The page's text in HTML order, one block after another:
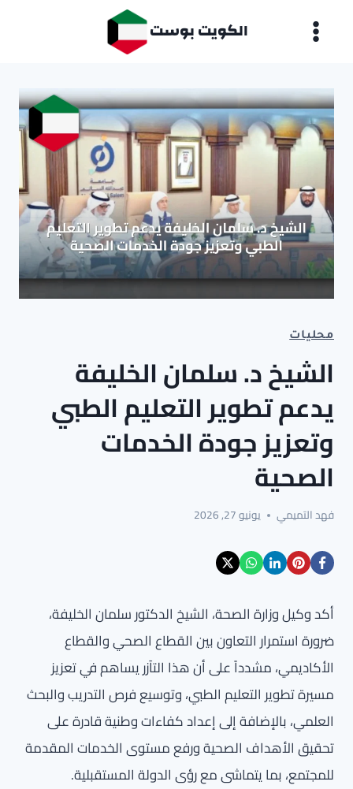
الكويت بوست
محليات
الشيخ د. سلمان الخليفة
يدعم تطوير التعليم الطبي
وتعزيز جودة الخدمات
الصحية
فهد التميمي يونيو 27, 2026
أكد وكيل وزارة الصحة، الشيخ الدكتور سلمان الخليفة،
ضرورة استمرار التعاون بين القطاع الصحي والقطاع
الأكاديمي، مشدداً على أن هذا التآزر يساهم في تعزيز
مسيرة تطوير التعليم الطبي، وتوسيع فرص التدريب والبحث
العلمي، بالإضافة إلى إعداد كفاءات وطنية قادرة على
تحقيق الأهداف الصحية ورفع مستوى الخدمات المقدمة
للمجتمع، بما يتماشى مع رؤى الدولة المستقبلية.